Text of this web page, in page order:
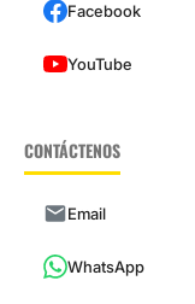
Facebook
YouTube
CONTÁCTENOS
Email
WhatsApp